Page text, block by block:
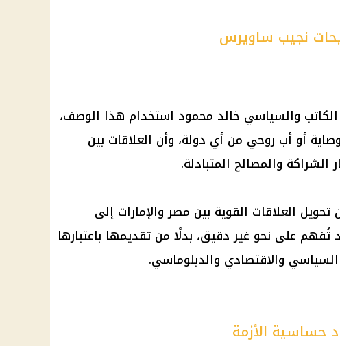
نجيب ساويرس
الكاتب والسياسي خالد محمود استخدام هذا الوصف،
أو أب روحي من أي دولة، وأن العلاقات بين
والمصالح المتبادلة.
العلاقات القوية بين مصر والإمارات إلى
على نحو غير دقيق، بدلًا من تقديمها باعتبارها
والاقتصادي والدبلوماسي.
حساسية الأزمة